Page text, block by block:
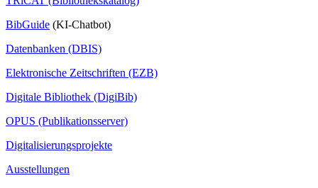
BibGuide (KI-Chatbot)
Datenbanken (DBIS)
Elektronische Zeitschriften (EZB)
Digitale Bibliothek (DigiBib)
OPUS (Publikationsserver)
Digitalisierungsprojekte
Ausstellungen